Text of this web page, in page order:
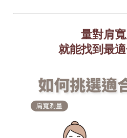
量對肩
就能找到最